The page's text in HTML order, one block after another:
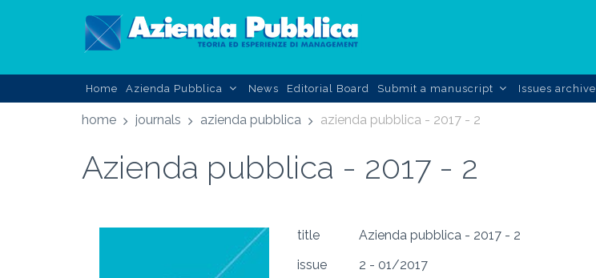
Home Azienda Pubblica News Editorial Board Submit a manuscript Issues archive
home journals azienda pubblica azienda pubblica - 2017 - 2
Azienda pubblica - 2017 - 2
title
Azienda pubblica - 2017 - 2
issue
2 - 01/2017